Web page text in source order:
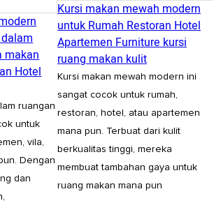
makan
Hotel
ruangan
untuk
vila,
Dengan
dan
Kursi makan mewah modern
untuk Rumah Restoran Hotel
Apartemen Furniture kursi
ruang makan kulit
Kursi makan mewah modern ini
sangat cocok untuk rumah,
restoran, hotel, atau apartemen
mana pun. Terbuat dari kulit
berkualitas tinggi, mereka
membuat tambahan gaya untuk
ruang makan mana pun